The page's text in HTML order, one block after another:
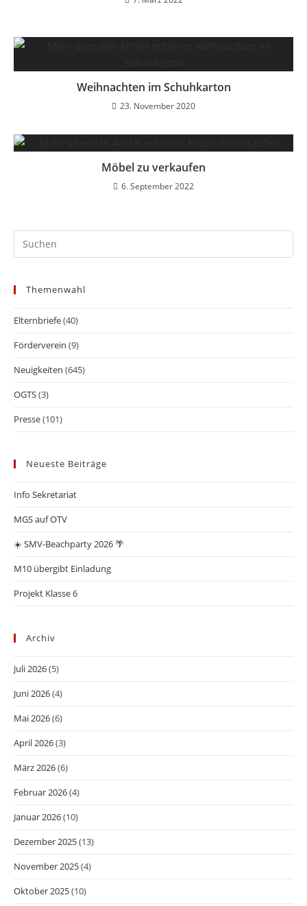
Weihnachten im Schuhkarton
23. November 2020
Möbel zu verkaufen
6. September 2022
Themenwahl
Elternbriefe(40)
Förderverein (9)
Neuigkeiten (645)
OGTS(3)
Presse(101)
Neueste Beiträge
Info Sekretariat
MGS auf OTV
☀️ SMV-Beachparty 2026 🌴
M10 übergibt Einladung
Projekt Klasse 6
Archiv
Juli 2026(5)
Juni 2026(4)
Mai 2026(6)
April 2026(3)
März 2026(6)
Februar 2026(4)
Januar 2026(10)
Dezember 2025(13)
November 2025(4)
Oktober 2025(10)